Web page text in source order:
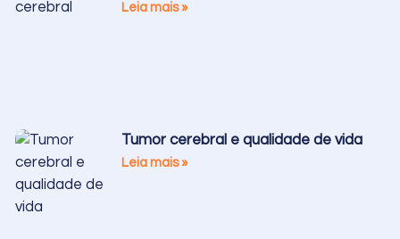
Leia mais »
Tumor cerebral e qualidade de vida
Leia mais »